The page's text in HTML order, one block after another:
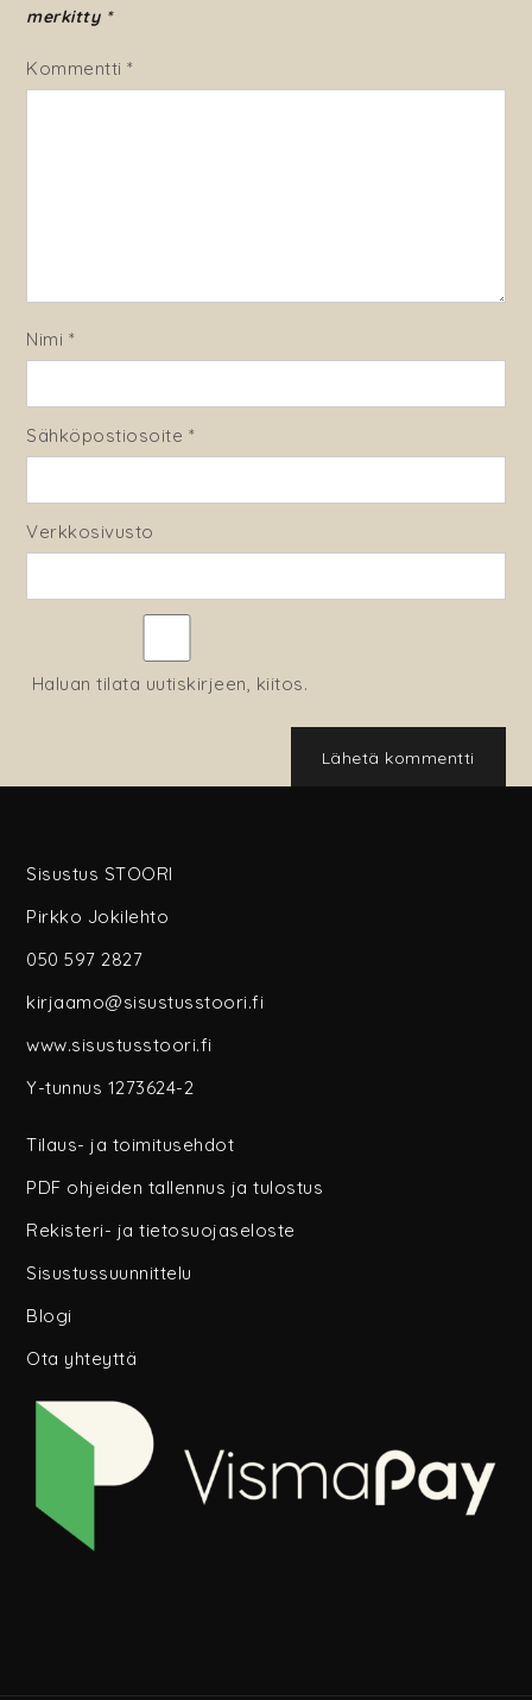
merkitty *
Kommentti*
Nimi *
Sähköpostiosoite *
Verkkosivusto
Haluan tilata uutiskirjeen, kiitos.
Sisustus STOORI
Pirkko Jokilehto
050 597 2827
kirjaamo@sisustusstoori.fi
www.sisustusstoori.fi
Y-tunnus 1273624-2
Tilaus- ja toimitusehdot
PDF ohjeiden tallennus ja tulostus
Rekisteri- ja tietosuojaseloste
Sisustussuunnittelu
Blogi
Ota yhteyttä